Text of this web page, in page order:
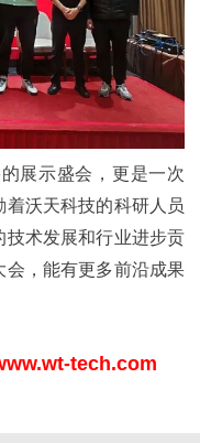
展示盛会，更是一次
沃天科技的科研人员
技术发展和行业进步贡
会，能有更多前沿成果
tech.com